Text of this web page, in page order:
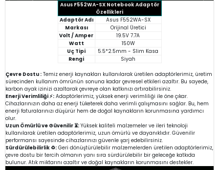
Asus F552WA-SX Notebook Adaptör
Özellikleri
Adaptör Adı
Asus F552WA-SX
Markası
Orijinal Üretici
Volt / Amper
19.5V 7.7A
Watt
150W
Uç Tipi
5.5*2.5mm - Slim Kasa
Rengi
Siyah
Çevre Dostu : Temiz enerji kaynakları kullanılarak üretilen adaptörlerimiz, üretim
sürecinden kullanım ömrünün sonuna kadar çevresel etkileri azaltır. Bu sayede,
karbon ayak izinizi azaltarak çevreye olan katkınızı artırabilirsiniz.
Enerji Verimliliği ⚡: Adaptörlerimiz, yüksek enerji verimliliği ile öne çıkar.
Cihazlarınızın daha az enerji tüketerek daha verimli çalışmasını sağlar. Bu, hem
enerji faturalarınızı düşürür hem de doğal kaynakların korunmasına yardımcı
olur.
Uzun Ömürlü ve Güvenilir ⏳: Yüksek kaliteli malzemeler ve ileri teknoloji
kullanılarak üretilen adaptörlerimiz, uzun ömürlü ve dayanıklıdır. Güvenilir
performansı sayesinde cihazlarınızı güvenle şarj edebilirsiniz.
Sürdürülebilirlik ♻️: Geri dönüştürülebilir malzemelerden üretilen adaptörlerimiz,
çevre dostu bir tercih olmanın yanı sıra sürdürülebilir bir geleceğe katkıda
bulunur. Atık miktarını azaltır ve doğal kaynakların korunmasını destekler.